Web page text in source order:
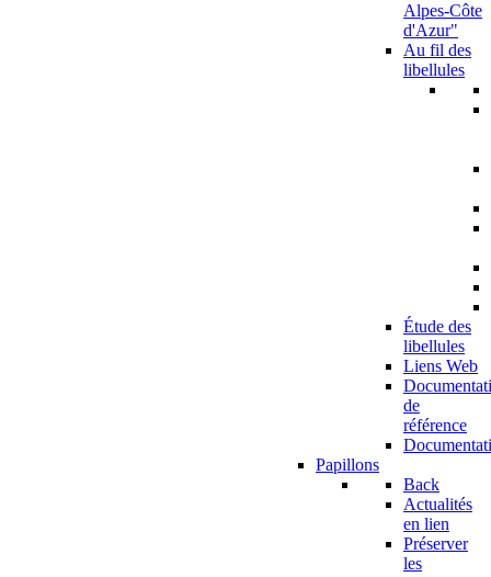
Alpes-Côte
d'Azur"
Au fil des
libellules
Étude des
libellules
Liens Web
de
référence
Papillons
Back
Actualités
en lien
Préserver
les